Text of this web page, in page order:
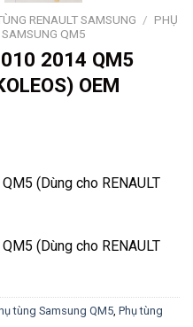
RENAULT SAMSUNG / PHỤ
QM5
2014 QM5
OEM
(Dùng cho RENAULT
(Dùng cho RENAULT
tùng Samsung QM5, Phụ tùng